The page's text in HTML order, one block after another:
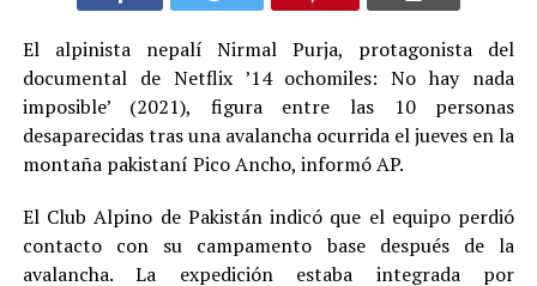
El alpinista nepalí Nirmal Purja, protagonista del
documental de Netflix ’14 ochomiles: No hay nada
imposible’ (2021), figura entre las 10 personas
desaparecidas tras una avalancha ocurrida el jueves en la
montaña pakistaní Pico Ancho, informó AP.
El Club Alpino de Pakistán indicó que el equipo perdió
contacto con su campamento base después de la
avalancha. La expedición estaba integrada por